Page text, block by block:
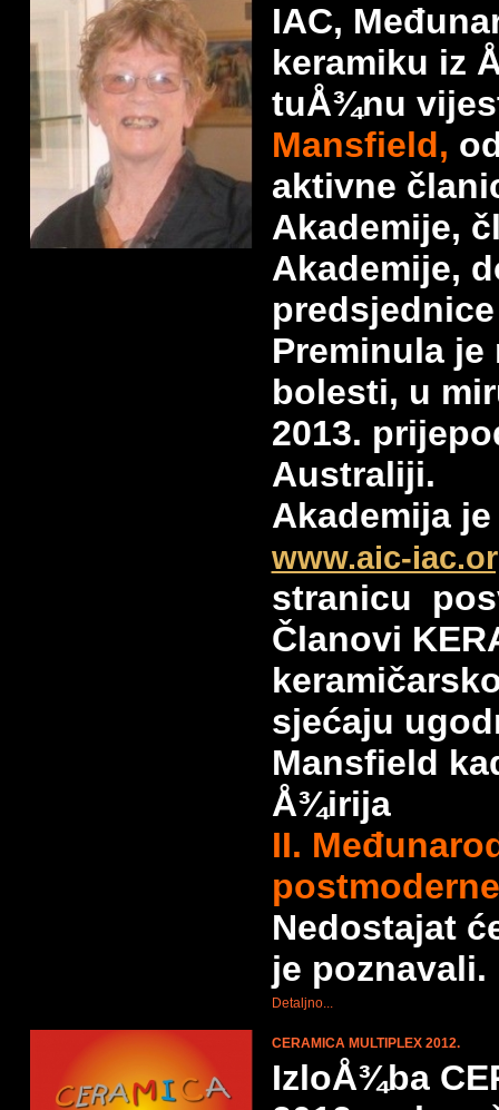
IAC,
keramiku iz
tuÅ¾nu
Mansfield,
aktivne
Akademije,
Akademije,
Preminula
bolesti, u
2013.
Australiji.
Akademija
www.aic-
stranicu
Članovi
sjećaju
Mansfield
Å¾irija
II.
Nedostajat
je poznavali.
Detaljno...
CERAMICA MULTIPLEX 2012.
IzloÅ¾ba